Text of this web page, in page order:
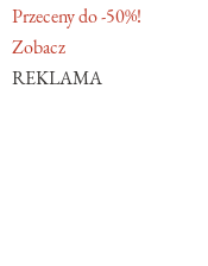
Przeceny do -50%!
Zobacz
REKLAMA